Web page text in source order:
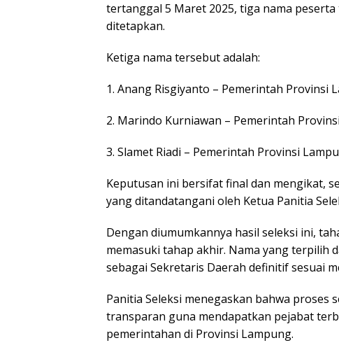
tertanggal 5 Maret 2025, tiga nama
ditetapkan.
Ketiga nama tersebut adalah:
1. Anang Risgiyanto – Pemerintah Provinsi
2. Marindo Kurniawan – Pemerintah
3. Slamet Riadi – Pemerintah Provinsi
Keputusan ini bersifat final dan mengikat,
yang ditandatangani oleh Ketua Panitia
Dengan diumumkannya hasil seleksi ini,
memasuki tahap akhir. Nama yang terpilih
sebagai Sekretaris Daerah definitif sesuai
Panitia Seleksi menegaskan bahwa proses
transparan guna mendapatkan pejabat
pemerintahan di Provinsi Lampung.